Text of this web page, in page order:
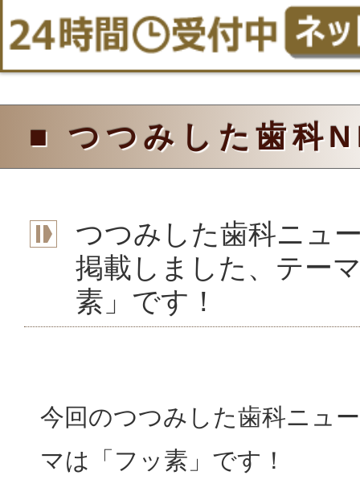
■ つつみした歯科
つつみした歯科ニュ
掲載しました、テー
素」です！
今回のつつみした歯科ニュ
マは「フッ素」です！